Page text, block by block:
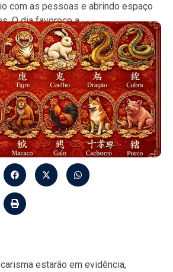
com as pessoas e abrindo espaço
O dia favorece a...
estarão em evidência,